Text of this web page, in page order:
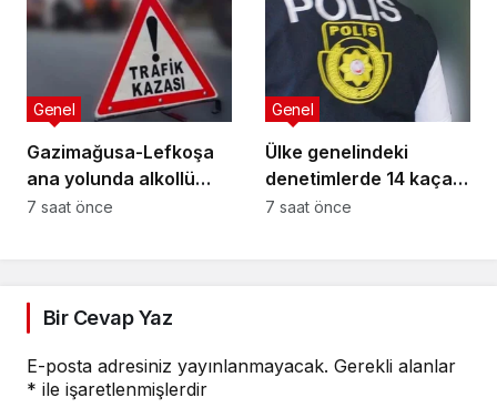
Gazimağusa-Lefkoşa
ana yolunda alkollü
sürücü takla attı:
Genel
7 saat önce
Ülke genelindeki
denetimlerde 14 kaçak
yakalandı
Genel
7 saat önce
Bir Cevap Yaz
E-posta adresiniz yayınlanmayacak. Gerekli alanlar
* ile işaretlenmişlerdir